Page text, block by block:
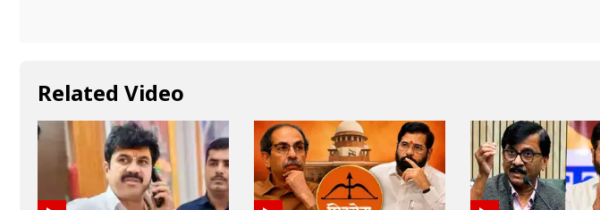
Related Video